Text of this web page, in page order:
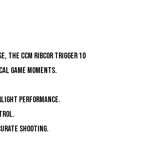
RIBCOR TRIGGER 10
game moments.
performance.
shooting.